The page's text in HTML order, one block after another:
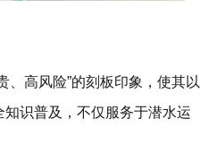
、高风险”的刻板印象，使其以
识普及，不仅服务于潜水运